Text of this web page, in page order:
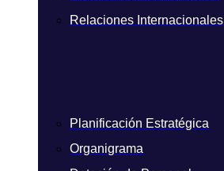
Relaciones Internacionales
Planificación Estratégica
Organigrama